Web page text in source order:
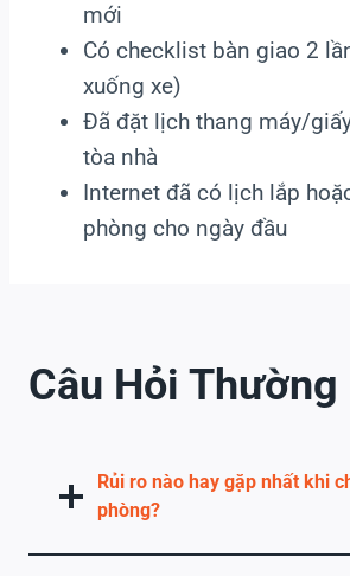
mới
Có checklist bàn giao 2
xuống xe)
Đã đặt lịch thang máy/
tòa nhà
Internet đã có lịch lắp
phòng cho ngày đầu
Câu Hỏi Thường
Rủi ro nào hay gặp nhất khi
phòng?